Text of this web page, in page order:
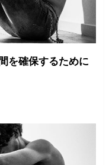
を確保するために